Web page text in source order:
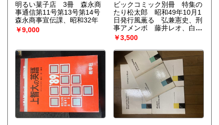
明るい菓子店 3冊 森永商
事通信第11号第13号第14号
森永商事宣伝課、昭和32年
￥9,000
ビックコミック別冊 特集の
たり松太郎 昭和49年10月1
日発行風薫る 弘兼憲史、刑
事アメンボ 藤井レオ、白い
轍 菊池勝也、 インベーダ
ーのろくろ首 矢野徹文 椋
陽児画 掲載
￥3,500